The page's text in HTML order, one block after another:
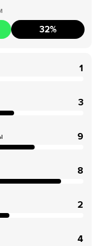
32%
1
3
9
8
2
4